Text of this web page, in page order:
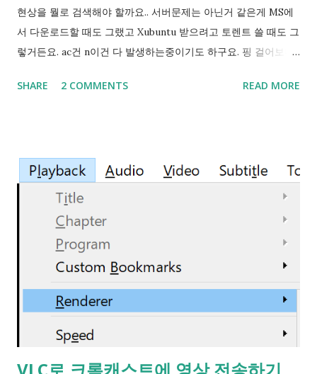
래 가는 해결 방법은 아니었어요. 그러다가 문득 IntelliJ IDEA에
서 범위단위로 포트를 찾는다는 생각에 검색어를 '포트 점유'에서
'포트 ...
현상을 뭘로 검색해야 할까요.. 서버문제는 아닌거 같은게 MS에
서 다운로드할 때도 그랬고 Xubuntu 받으려고 토렌트 쓸 때도 그
렇거든요. ac건 n이건 다 발생하는중이기도 하구요. 핑 걸어보니
관리자 권한으로 아래의 명령을 쳐보세요 netsh wlan set
&인터넷 - 상태 - 어댑터 설정 변경 누르면 나오는 창에 '네트워
크 연결'의 이름입니다. 예> 로컬 영역 연결 하지만 이 방법은
Wi-Fi를 바꾸거나 끊어야할 때 다시 설정을 바꿔야한다는 것이
죠. 설정을 원래대로 돌릴 땐 netsh wlan set autoconfig
enabled= yes interface=" Wi-Fi " 입니다. no를 yes로 바꾸세
요. 실행직후 지금까지 연결되어있었던 Wi-Fi랑은 연결이 끊어
지며 Wi-Fi AP검색이 실행돼 다시 접속하게 됩니다. 출처 타래
https://mobile.twitter.com/LaruYan/status/1144792372481
363969 ------------------------------ 2019-07-07 그래서
랜카드별로 Roaming Sensitivity (로밍 민감성), Roaming
SHARE 2 COMMENTS READ MORE